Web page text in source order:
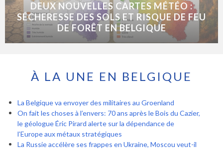
DEUX NOUVELLES CARTES MÉTÉO :
SÉCHERESSE DES SOLS ET RISQUE DE FEU
DE FORÊT EN BELGIQUE
À LA UNE EN BELGIQUE
La Belgique va envoyer des militaires au Groenland
On fait les choses à l’envers: 70 ans après le Bois du Cazier,
le géologue Éric Pirard alerte sur la dépendance de
l’Europe aux métaux stratégiques
La Russie accélère ses frappes en Ukraine, Moscou veut-il